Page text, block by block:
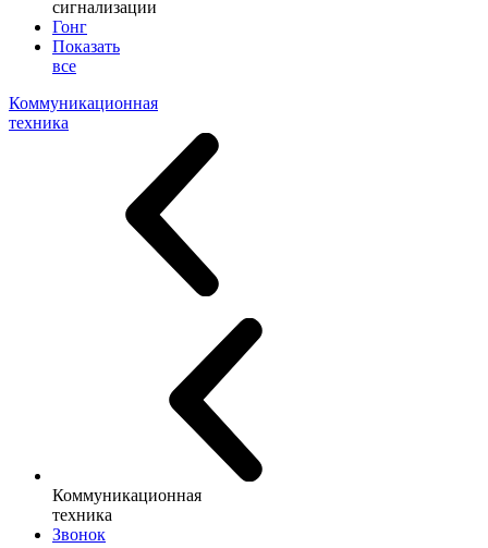
сигнализации
Гонг
Показать
все
Коммуникационная
техника
Коммуникационная
техника
Звонок